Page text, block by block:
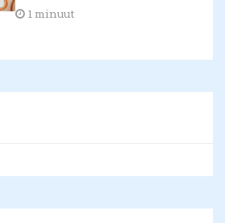
1 minuut